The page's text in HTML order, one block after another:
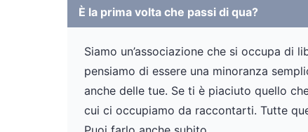
È la prima volta che passi di qua?
Siamo un’associazione che si occupa di
pensiamo di essere una minoranza
anche delle tue. Se ti è piaciuto quello
cui ci occupiamo da raccontarti. Tutte